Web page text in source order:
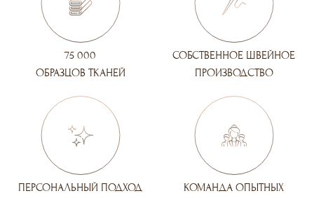
75 000
ОБРАЗЦОВ ТКАНЕЙ
СОБСТВЕННОЕ ШВЕЙНОЕ
ПРОИЗВОДСТВО
ПЕРСОНАЛЬНЫЙ ПОДХОД
КОМАНДА ОПЫТНЫХ